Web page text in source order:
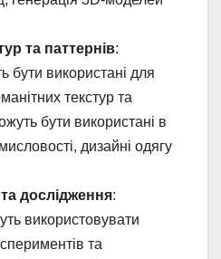
та паттернів:
бути використані для
текстур та
бути використані в
дизайні одягу
дослідження:
використовувати
та